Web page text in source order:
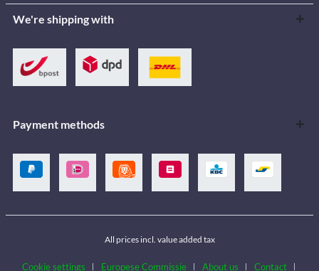
We're shipping with
Payment methods
All prices incl. value added tax
Cookie settings Europese Commissie About us Contact